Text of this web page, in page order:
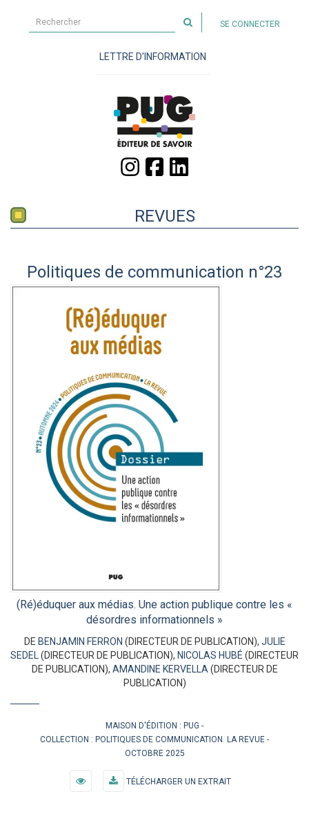
sur
site
SE CONNECTER
LETTRE D'INFORMATION
REVUES
Politiques de communication n°23
(Ré)éduquer aux médias. Une action publique contre les «
désordres informationnels »
DE BENJAMIN FERRON (DIRECTEUR DE PUBLICATION), JULIE
SEDEL (DIRECTEUR DE PUBLICATION), NICOLAS HUBÉ (DIRECTEUR
DE PUBLICATION), AMANDINE KERVELLA (DIRECTEUR DE
PUBLICATION)
MAISON D'ÉDITION : PUG
COLLECTION : POLITIQUES DE COMMUNICATION. LA REVUE
OCTOBRE 2025
TÉLÉCHARGER UN EXTRAIT